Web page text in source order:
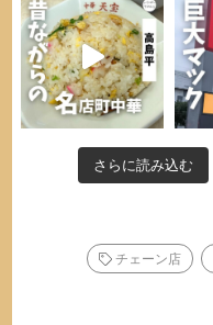
さらに読み込む
チェーン店